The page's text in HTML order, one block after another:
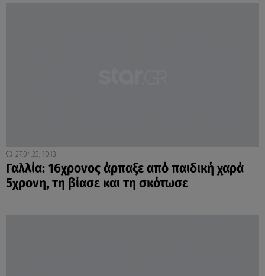
27.04.23, 10:13
Γαλλία: 16χρονος άρπαξε από παιδική χαρά
5χρονη, τη βίασε και τη σκότωσε